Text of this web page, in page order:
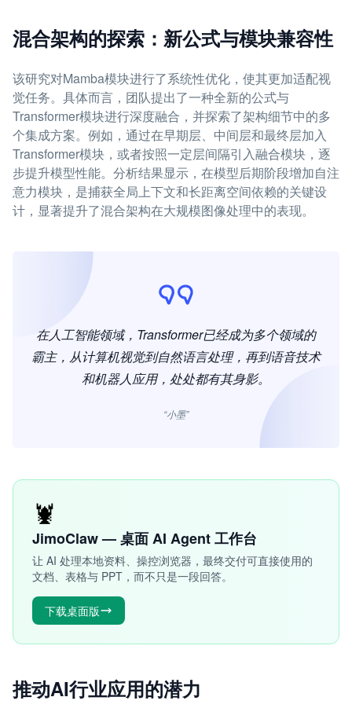
混合架构的探索：新公式与模块兼容性
该研究对Mamba模块进行了系统性优化，使其更加适配视
觉任务。具体而言，团队提出了一种全新的公式与
Transformer模块进行深度融合，并探索了架构细节中的多
个集成方案。例如，通过在早期层、中间层和最终层加入
Transformer模块，或者按照一定层间隔引入融合模块，逐
步提升模型性能。分析结果显示，在模型后期阶段增加自注
意力模块，是捕获全局上下文和长距离空间依赖的关键设
计，显著提升了混合架构在大规模图像处理中的表现。
在人工智能领域，Transformer已经成为多个领域的
霸主，从计算机视觉到自然语言处理，再到语音技术
和机器人应用，处处都有其身影。
“小墨”
🦞
JimoClaw — 桌面 AI Agent 工作台
让 AI 处理本地资料、操控浏览器，最终交付可直接使用的
文档、表格与 PPT，而不只是一段回答。
下载桌面版
推动AI行业应用的潜力